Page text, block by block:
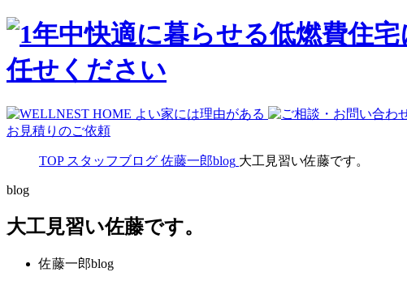
お見積りのご依頼
TOP スタッフブログ 佐藤一郎blog 大工見習い佐藤です。
blog
大工見習い佐藤です。
佐藤一郎blog